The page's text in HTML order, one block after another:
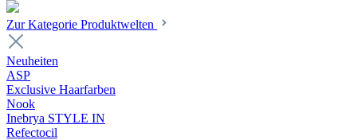
Zur Kategorie Produktwelten
Neuheiten
ASP
Exclusive Haarfarben
Nook
Inebrya STYLE IN
Refectocil